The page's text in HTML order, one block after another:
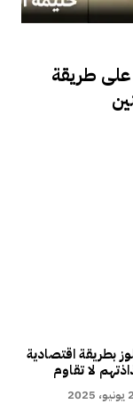
طريقة
بطريقة اقتصادية
لا تقاوم